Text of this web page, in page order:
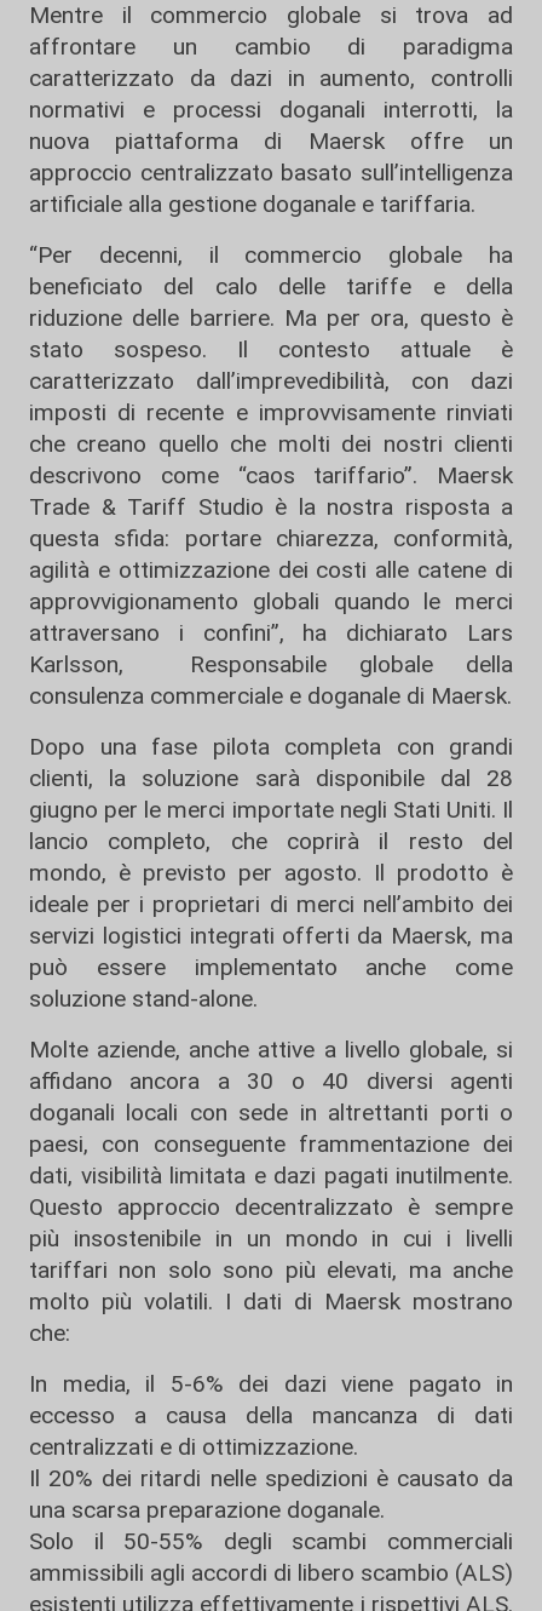
Mentre il commercio globale si trova ad
affrontare un cambio di paradigma
caratterizzato da dazi in aumento, controlli
normativi e processi doganali interrotti, la
nuova piattaforma di Maersk offre un
approccio centralizzato basato sull’intelligenza
artificiale alla gestione doganale e tariffaria.
“Per decenni, il commercio globale ha
beneficiato del calo delle tariffe e della
riduzione delle barriere. Ma per ora, questo è
stato sospeso. Il contesto attuale è
caratterizzato dall’imprevedibilità, con dazi
imposti di recente e improvvisamente rinviati
che creano quello che molti dei nostri clienti
descrivono come “caos tariffario”. Maersk
Trade & Tariff Studio è la nostra risposta a
questa sfida: portare chiarezza, conformità,
agilità e ottimizzazione dei costi alle catene di
approvvigionamento globali quando le merci
attraversano i confini”, ha dichiarato Lars
Karlsson, Responsabile globale della
consulenza commerciale e doganale di Maersk.
Dopo una fase pilota completa con grandi
clienti, la soluzione sarà disponibile dal 28
giugno per le merci importate negli Stati Uniti. Il
lancio completo, che coprirà il resto del
mondo, è previsto per agosto. Il prodotto è
ideale per i proprietari di merci nell’ambito dei
servizi logistici integrati offerti da Maersk, ma
può essere implementato anche come
soluzione stand-alone.
Molte aziende, anche attive a livello globale, si
affidano ancora a 30 o 40 diversi agenti
doganali locali con sede in altrettanti porti o
paesi, con conseguente frammentazione dei
dati, visibilità limitata e dazi pagati inutilmente.
Questo approccio decentralizzato è sempre
più insostenibile in un mondo in cui i livelli
tariffari non solo sono più elevati, ma anche
molto più volatili. I dati di Maersk mostrano
che:
In media, il 5-6% dei dazi viene pagato in
eccesso a causa della mancanza di dati
centralizzati e di ottimizzazione.
Il 20% dei ritardi nelle spedizioni è causato da
una scarsa preparazione doganale.
Solo il 50-55% degli scambi commerciali
ammissibili agli accordi di libero scambio (ALS)
esistenti utilizza effettivamente i rispettivi ALS.